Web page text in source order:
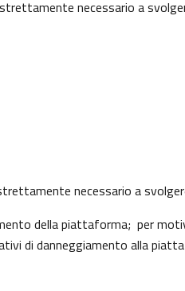
necessario a
necessario a
della piattaforma; per
di danneggiamento alla